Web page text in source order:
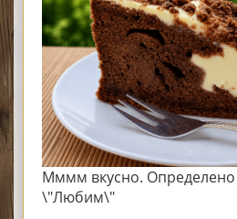
Мммм вкусно. Определено
\"Любим\"